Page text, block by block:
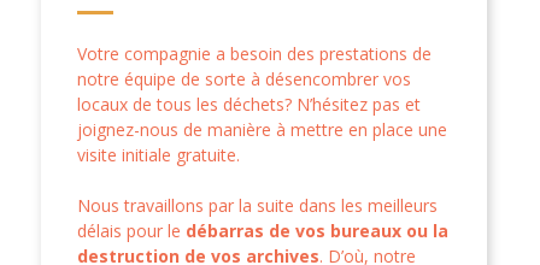
Votre compagnie a besoin des prestations de
notre équipe de sorte à désencombrer vos
locaux de tous les déchets? N’hésitez pas et
joignez-nous de manière à mettre en place une
visite initiale gratuite.
Nous travaillons par la suite dans les meilleurs
délais pour le débarras de vos bureaux ou la
destruction de vos archives. D’où, notre